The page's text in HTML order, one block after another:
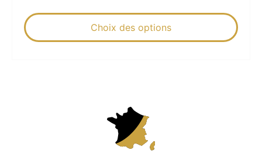
Choix des options